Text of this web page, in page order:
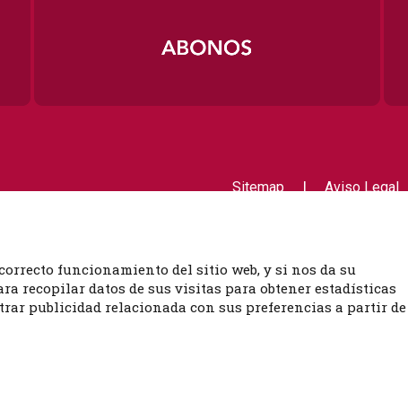
Sitemap | Aviso Legal
funcionamiento del sitio web, y si nos da su
recopilar datos de sus visitas para obtener estadísticas
publicidad relacionada con sus preferencias a partir de